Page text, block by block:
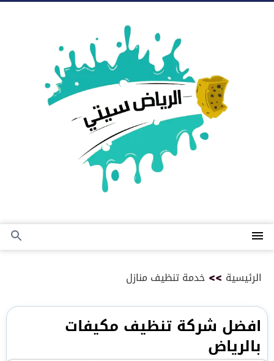
القائمة
بحث
الرئيسية >> خدمة تنظيف منازل
افضل شركة تنظيف مكيفات
بالرياض